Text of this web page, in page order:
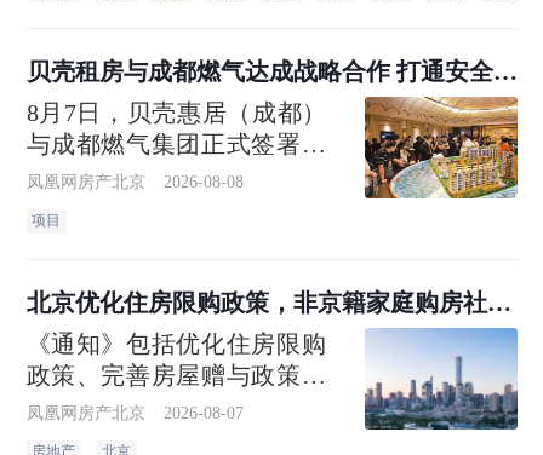
贝壳租房与成都燃气达成战略合作 打通安全巡
检“最后一米”
8月7日，贝壳惠居（成都）
与成都燃气集团正式签署全
面战略合作协议。作为四川
万级规模的省心租在管房
源，围绕燃气安全检查、隐
患协同整改、智能报
凤凰网房产北京 2026-08-08
项目
北京优化住房限购政策，非京籍家庭购房社保
个税缴纳年限下调为一年
《通知》包括优化住房限购
政策、完善房屋赠与政策、
加大住房公积金支持力度3个
方面7项政策措施。
凤凰网房产北京 2026-08-07